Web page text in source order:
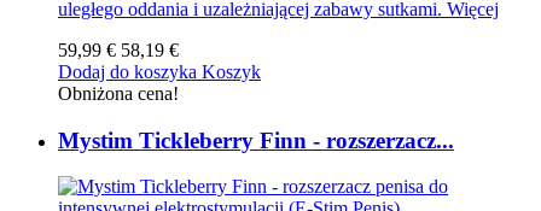
uległego oddania i uzależniającej zabawy sutkami. Więcej
59,99 € 58,19 €
Dodaj do koszyka Koszyk
Obniżona cena!
Mystim Tickleberry Finn - rozszerzacz...